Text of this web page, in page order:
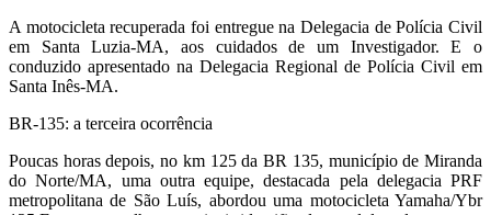
A motocicleta recuperada foi entregue na Delegacia de Polícia Civil
em Santa Luzia-MA, aos cuidados de um Investigador. E o
conduzido apresentado na Delegacia Regional de Polícia Civil em
Santa Inês-MA.
BR-135: a terceira ocorrência
Poucas horas depois, no km 125 da BR 135, município de Miranda
do Norte/MA, uma outra equipe, destacada pela delegacia PRF
metropolitana de São Luís, abordou uma motocicleta Yamaha/Ybr